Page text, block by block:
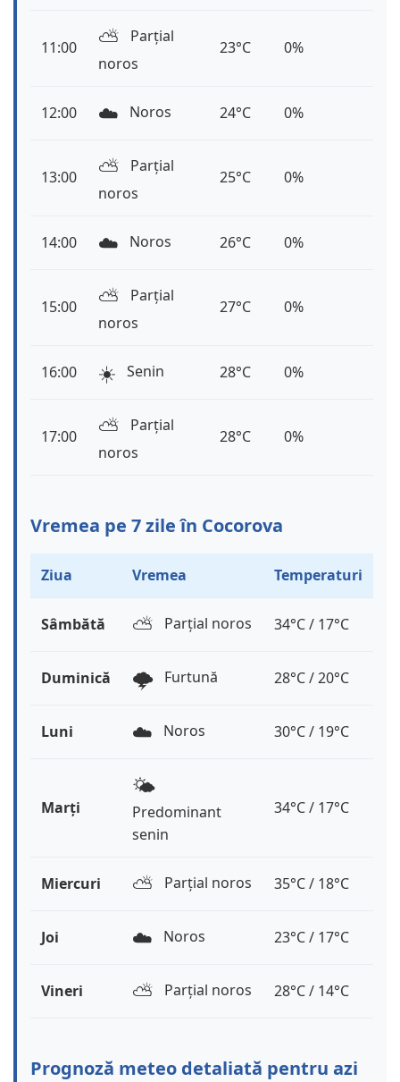
11:00 ⛅️
Parțial
noros
23°C 0%
12:00 ☁️ Noros 24°C 0%
13:00 ⛅️
Parțial
noros
25°C 0%
14:00 ☁️ Noros 26°C 0%
15:00 ⛅️
Parțial
noros
27°C 0%
16:00 ☀️ Senin 28°C 0%
17:00 ⛅️
Parțial
noros
28°C 0%
Vremea pe 7 zile în Cocorova
Ziua Vremea Temperaturi
Sâmbătă ⛅️ Parțial noros 34°C / 17°C
Duminică 🌩️ Furtună 28°C / 20°C
Luni ☁️ Noros 30°C / 19°C
Marți
🌤️
Predominant
senin
34°C / 17°C
Miercuri ⛅️ Parțial noros 35°C / 18°C
Joi ☁️ Noros 23°C / 17°C
Vineri ⛅️ Parțial noros 28°C / 14°C
Prognoză meteo detaliată pentru azi